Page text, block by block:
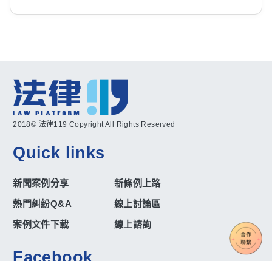
2018© 法律119 Copyright All Rights Reserved
Quick links
新聞案例分享
新條例上路
熱門糾紛Q&A
線上討論區
案例文件下載
線上諮詢
Facebook